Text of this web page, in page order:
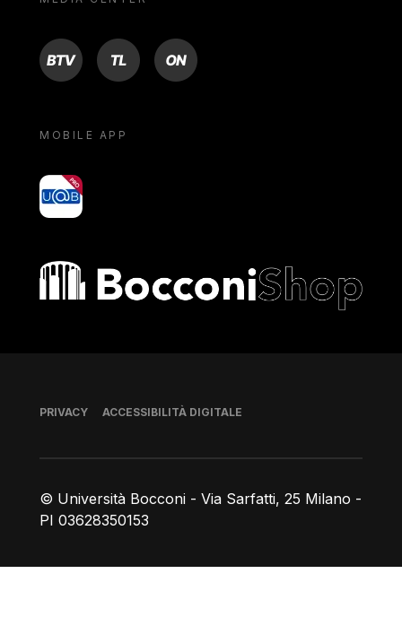
BTV TL ON
MOBILE APP
yoU@B
Bocconi shop
© Università Bocconi - Via Sarfatti, 25 Milano -
PI 03628350153
Piè di pagina
PRIVACY ACCESSIBILITÀ DIGITALE